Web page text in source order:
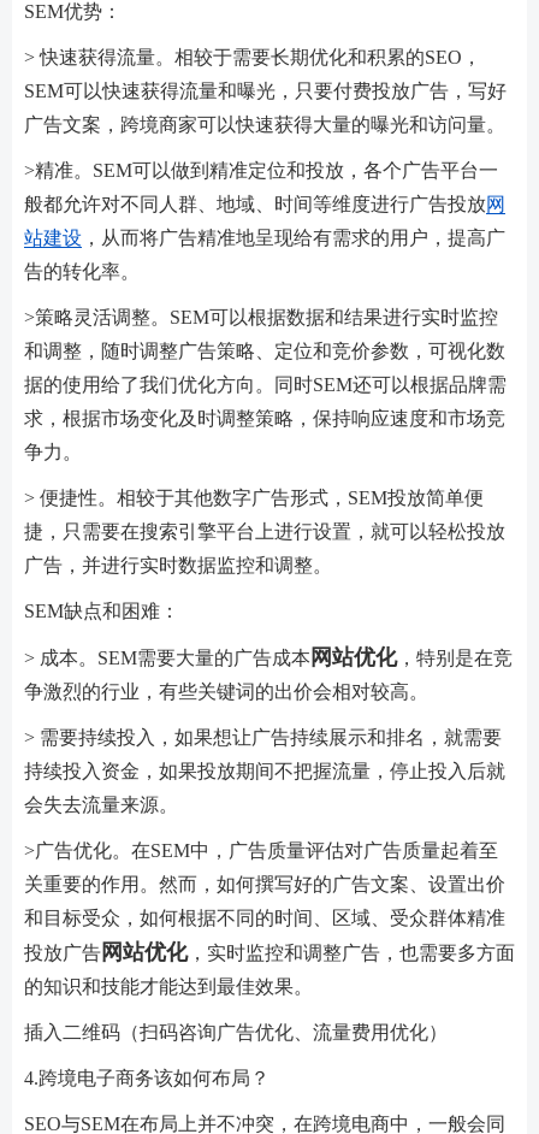
SEM优势：
> 快速获得流量。相较于需要长期优化和积累的SEO，
SEM可以快速获得流量和曝光，只要付费投放广告，写好
广告文案，跨境商家可以快速获得大量的曝光和访问量。
>精准。SEM可以做到精准定位和投放，各个广告平台一
般都允许对不同人群、地域、时间等维度进行广告投放网
站建设 ，从而将广告精准地呈现给有需求的用户，提高广
告的转化率。
>策略灵活调整。SEM可以根据数据和结果进行实时监控
和调整，随时调整广告策略、定位和竞价参数，可视化数
据的使用给了我们优化方向。同时SEM还可以根据品牌需
求，根据市场变化及时调整策略，保持响应速度和市场竞
争力。
> 便捷性。相较于其他数字广告形式，SEM投放简单便
捷，只需要在搜索引擎平台上进行设置，就可以轻松投放
广告，并进行实时数据监控和调整。
SEM缺点和困难：
> 成本。SEM需要大量的广告成本 网站优化，特别是在竞
争激烈的行业，有些关键词的出价会相对较高。
> 需要持续投入，如果想让广告持续展示和排名，就需要
持续投入资金，如果投放期间不把握流量，停止投入后就
会失去流量来源。
>广告优化。在SEM中，广告质量评估对广告质量起着至
关重要的作用。然而，如何撰写好的广告文案、设置出价
和目标受众，如何根据不同的时间、区域、受众群体精准
投放广告网站优化，实时监控和调整广告，也需要多方面
的知识和技能才能达到最佳效果。
插入二维码（扫码咨询广告优化、流量费用优化）
4.跨境电子商务该如何布局？
SEO与SEM在布局上并不冲突，在跨境电商中，一般会同